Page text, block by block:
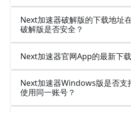
Next加速器破解版的下载地址
破解版是否安全？
Next加速器官网App的最新下
Next加速器Windows版是否支
使用同一账号？